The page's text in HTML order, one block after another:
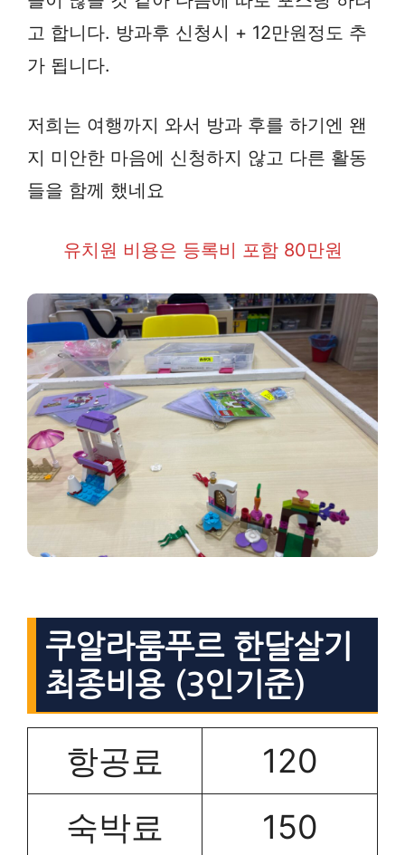
고 합니다. 방과후 신청시 + 12만원정도 추
가 됩니다.
저희는 여행까지 와서 방과 후를 하기엔 왠
지 미안한 마음에 신청하지 않고 다른 활동
들을 함께 했네요
유치원 비용은 등록비 포함 80만원
쿠알라룸푸르 한달살기
최종비용 (3인기준)
항공료
120
숙박료
150